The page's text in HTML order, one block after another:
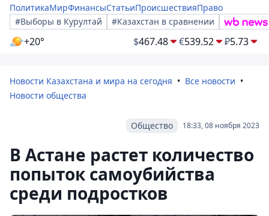
ПолитикаМирФинансыСтатьиПроисшествияПраво
#Выборы в Курултай
#Казахстан в сравнении
+20° $467.48 €539.52 ₽5.73
Новости Казахстана и мира на сегодня
Все новости
Новости общества
18:33, 08 ноября 2023
Общество
В Астане растет количество
попыток самоубийства
среди подростков